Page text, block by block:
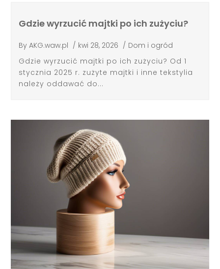
Gdzie wyrzucić majtki po ich zużyciu?
ByAKG.waw.pl / kwi 28, 2026 / Dom i ogród
Gdzie wyrzucić majtki po ich zużyciu? Od 1
stycznia 2025 r. zużyte majtki i inne tekstylia
należy oddawać do...